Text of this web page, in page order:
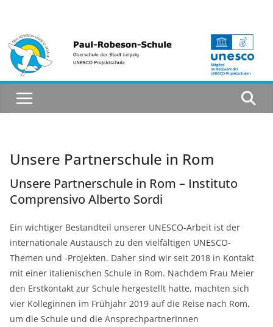
springen
Unsere Partnerschule in Rom
Unsere Partnerschule in Rom – Instituto
Comprensivo Alberto Sordi
Ein wichtiger Bestandteil unserer UNESCO-Arbeit ist der
internationale Austausch zu den vielfältigen UNESCO-
Themen und -Projekten. Daher sind wir seit 2018 in Kontakt
mit einer italienischen Schule in Rom. Nachdem Frau Meier
den Erstkontakt zur Schule hergestellt hatte, machten sich
vier Kolleginnen im Frühjahr 2019 auf die Reise nach Rom,
um die Schule und die AnsprechpartnerInnen